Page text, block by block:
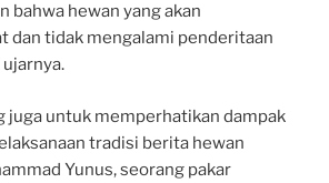
bahwa hewan yang akan
dan tidak mengalami penderitaan
juga untuk memperhatikan dampak
tradisi berita hewan
Yunus, seorang pakar